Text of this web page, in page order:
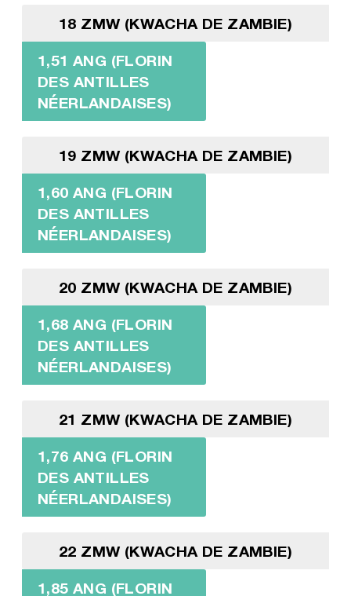
18 ZMW (KWACHA DE ZAMBIE)
1,51 ANG (FLORIN
DES ANTILLES
NÉERLANDAISES)
19 ZMW (KWACHA DE ZAMBIE)
1,60 ANG (FLORIN
DES ANTILLES
NÉERLANDAISES)
20 ZMW (KWACHA DE ZAMBIE)
1,68 ANG (FLORIN
DES ANTILLES
NÉERLANDAISES)
21 ZMW (KWACHA DE ZAMBIE)
1,76 ANG (FLORIN
DES ANTILLES
NÉERLANDAISES)
22 ZMW (KWACHA DE ZAMBIE)
1,85 ANG (FLORIN